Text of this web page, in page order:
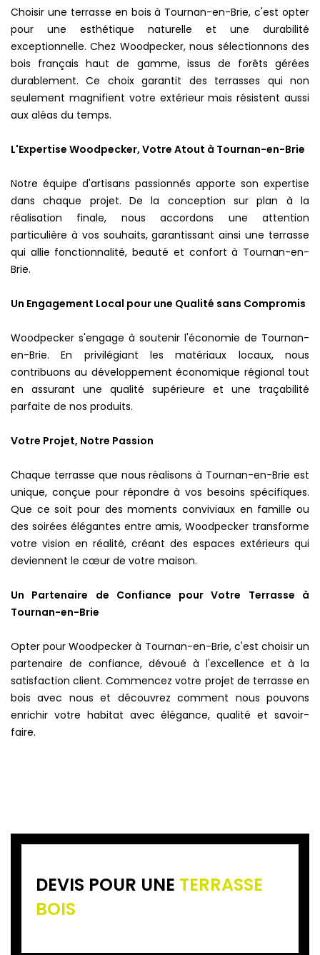
Choisir une terrasse en bois à Tournan-en-Brie, c'est opter
pour une esthétique naturelle et une durabilité
exceptionnelle. Chez Woodpecker, nous sélectionnons des
bois français haut de gamme, issus de forêts gérées
durablement. Ce choix garantit des terrasses qui non
seulement magnifient votre extérieur mais résistent aussi
aux aléas du temps.
L'Expertise Woodpecker, Votre Atout à Tournan-en-Brie
Notre équipe d'artisans passionnés apporte son expertise
dans chaque projet. De la conception sur plan à la
réalisation finale, nous accordons une attention
particulière à vos souhaits, garantissant ainsi une terrasse
qui allie fonctionnalité, beauté et confort à Tournan-en-
Brie.
Un Engagement Local pour une Qualité sans Compromis
Woodpecker s'engage à soutenir l'économie de Tournan-
en-Brie. En privilégiant les matériaux locaux, nous
contribuons au développement économique régional tout
en assurant une qualité supérieure et une traçabilité
parfaite de nos produits.
Votre Projet, Notre Passion
Chaque terrasse que nous réalisons à Tournan-en-Brie est
unique, conçue pour répondre à vos besoins spécifiques.
Que ce soit pour des moments conviviaux en famille ou
des soirées élégantes entre amis, Woodpecker transforme
votre vision en réalité, créant des espaces extérieurs qui
deviennent le cœur de votre maison.
Un Partenaire de Confiance pour Votre Terrasse à
Tournan-en-Brie
Opter pour Woodpecker à Tournan-en-Brie, c'est choisir un
partenaire de confiance, dévoué à l'excellence et à la
satisfaction client. Commencez votre projet de terrasse en
bois avec nous et découvrez comment nous pouvons
enrichir votre habitat avec élégance, qualité et savoir-
faire.
DEVIS POUR UNE TERRASSE
BOIS